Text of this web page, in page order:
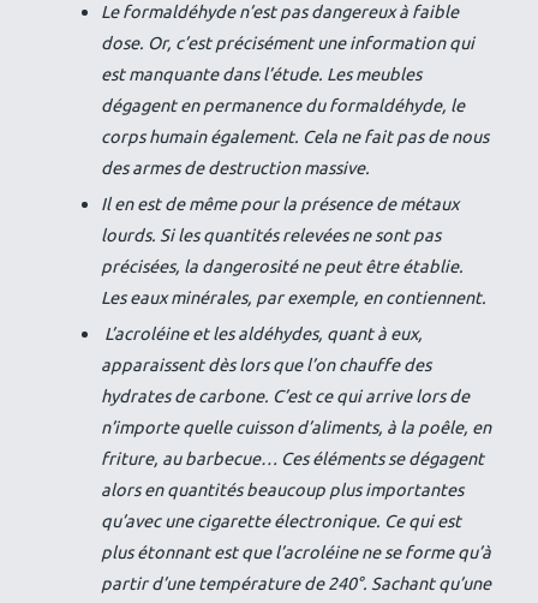
Le formaldéhyde n’est pas dangereux à faible
dose. Or, c’est précisément une information qui
est manquante dans l’étude. Les meubles
dégagent en permanence du formaldéhyde, le
corps humain également. Cela ne fait pas de nous
des armes de destruction massive.
Il en est de même pour la présence de métaux
lourds. Si les quantités relevées ne sont pas
précisées, la dangerosité ne peut être établie.
Les eaux minérales, par exemple, en contiennent.
L’acroléine et les aldéhydes, quant à eux,
apparaissent dès lors que l’on chauffe des
hydrates de carbone. C’est ce qui arrive lors de
n’importe quelle cuisson d’aliments, à la poêle, en
friture, au barbecue… Ces éléments se dégagent
alors en quantités beaucoup plus importantes
qu’avec une cigarette électronique. Ce qui est
plus étonnant est que l’acroléine ne se forme qu’à
partir d’une température de 240°. Sachant qu’une